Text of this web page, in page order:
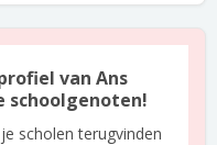
van Ans
schoolgenoten!
je scholen terugvinden